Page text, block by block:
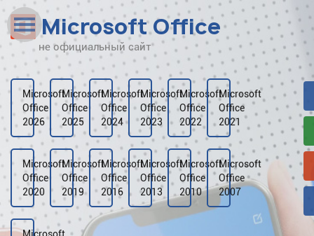
Наверх
Рейтинг
Видео
Галерея
Microsoft Office
не официальный сайт
Microsoft
Office
2026
Microsoft
Office
2025
Microsoft
Office
2024
Microsoft
Office
2023
Microsoft
Office
2022
Microsoft
Office
2021
Microsoft
Office
2020
Microsoft
Office
2019
Microsoft
Office
2016
Microsoft
Office
2013
Microsoft
Office
2010
Microsoft
Office
2007